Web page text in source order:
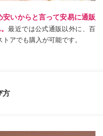
いからと言って安易に通販
最近では公式通販以外に、百
アでも購入が可能です。
方